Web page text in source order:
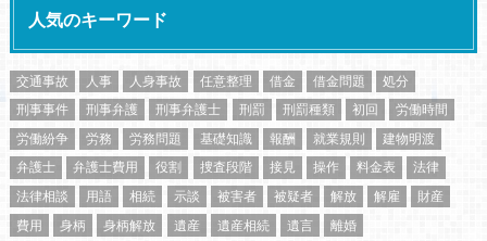
人気のキーワード
交通事故 人事 人身事故 任意整理 借金 借金問題
処分
刑事事件
刑事弁護 刑事弁護士 刑罰 刑罰種類 初回
労働時間
労働紛争
労務 労務問題 基礎知識 報酬 就業規則
建物明渡
弁護士
弁護士費用 役割 捜査段階 接見 操作 料金表
法律
法律相談
用語 相続 示談 被害者 被疑者 解放 解雇
財産
費用
身柄 身柄解放 遺産 遺産相続 遺言 離婚